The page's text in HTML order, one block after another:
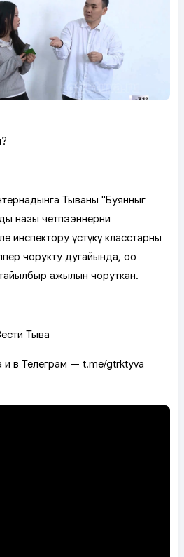
Тываның "Буянныг
назы четпээннерниң
инспектору үстүкү класстарның
чоруктуң дугайында, ооң
ажылын чоруткан.
Тыва
и в Телеграм — t.me/gtrktyva